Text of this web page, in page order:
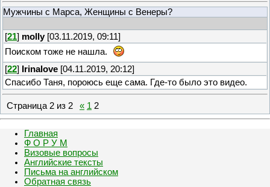
Мужчины с Марса, Женщины с Венеры?
[21] molly [03.11.2019, 09:11]
Поиском тоже не нашла.
[22] Irinalove [04.11.2019, 20:12]
Спасибо Таня, пороюсь еще сама. Где-то было это видео.
Страница 2 из 2 « 1 2
Главная
Ф О Р У М
Визовые вопросы
Английские тексты
Письма на английском
Обратная связь